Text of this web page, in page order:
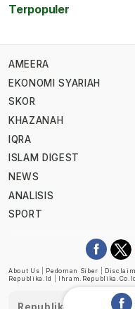
Terpopuler
AMEERA
EKONOMI SYARIAH
SKOR
KHAZANAH
IQRA
ISLAM DIGEST
NEWS
ANALISIS
SPORT
About Us Pedoman Siber
Republika.id
Ihram.republika.co.id
Republika telah